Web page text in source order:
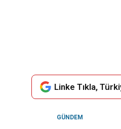
Linke Tıkla,
GÜNDEM